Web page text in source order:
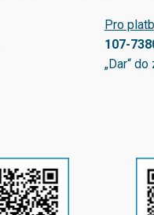
Pro
107-
„Dar“